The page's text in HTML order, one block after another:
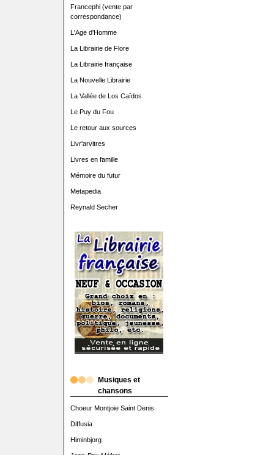
Francephi (vente par
correspondance)
L'Age d'Homme
La Librairie de Flore
La Librairie française
La Nouvelle Librairie
La Vallée de Los Caïdos
Le Puy du Fou
Le retour aux sources
Livr'arvitres
Livres en famille
Mémoire du futur
Metapedia
Reynald Secher
Musiques et
chansons
Choeur Montjoie Saint Denis
Diffusia
Himinbjorg